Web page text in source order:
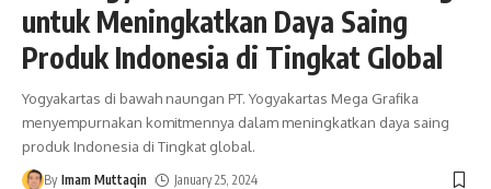
untuk Meningkatkan Daya Saing
Produk Indonesia di Tingkat Global
Yogyakartas di bawah naungan PT. Yogyakartas Mega Grafika
menyempurnakan komitmennya dalam meningkatkan daya saing
produk Indonesia di Tingkat global.
By Imam Muttaqin January 25, 2024